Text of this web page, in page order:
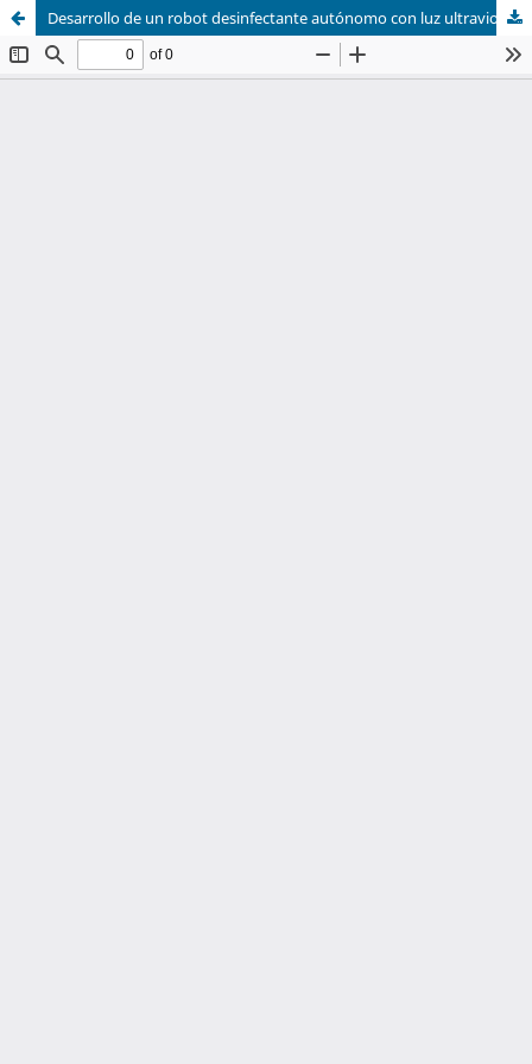
Desarrollo de un robot desinfectante autónomo con luz ultravioleta: sistema de navegación y desinfección eficientes